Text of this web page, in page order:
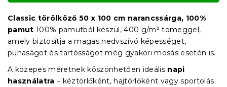
Classic törölköző 50 x 100 cm narancssárga, 100%
pamut 100% pamutból készül, 400 g/m² tömeggel,
amely biztosítja a magas nedvszívó képességet,
puhaságot és tartósságot még gyakori mosás esetén is.
A közepes méretnek köszönhetően ideális napi
használatra – kéztörlőként, hajtörlőként vagy sportolás